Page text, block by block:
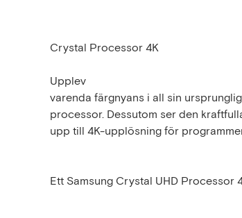
Crystal Processor 4K
Upplev
varenda färgnyans i all sin
processor. Dessutom ser den
upp till 4K-upplösning för
Ett Samsung Crystal UHD Processor